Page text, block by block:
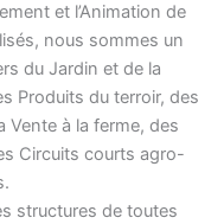
et l’Animation de
nous sommes un
du Jardin et de la
Produits du terroir, des
Vente à la ferme, des
Circuits courts agro-
structures de toutes